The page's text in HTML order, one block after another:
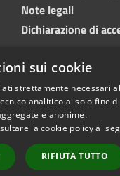
Note legali
Dichiarazione di
sui cookie
strettamente necessari
analitico al solo fine
e anonime.
la cookie policy al
RIFIUTA TUTTO